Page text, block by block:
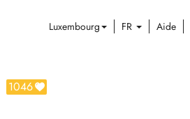
Luxembourg FR Aide
1046